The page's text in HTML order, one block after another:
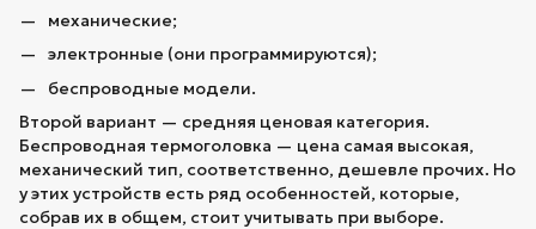
механические;
электронные (они программируются);
беспроводные модели.
Второй вариант — средняя ценовая категория.
Беспроводная термоголовка — цена самая высокая,
механический тип, соответственно, дешевле прочих. Но
у этих устройств есть ряд особенностей, которые,
собрав их в общем, стоит учитывать при выборе.